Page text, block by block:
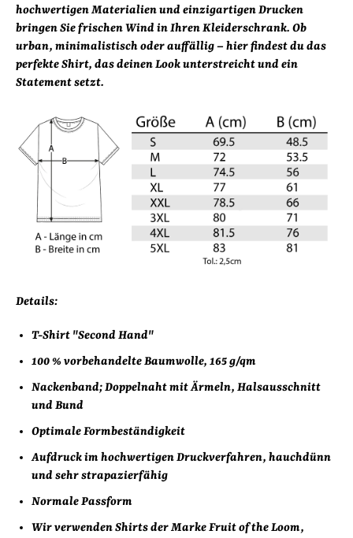
hochwertigen Materialien und einzigartigen Drucken
bringen Sie frischen Wind in Ihren Kleiderschrank. Ob
urban, minimalistisch oder auffällig – hier findest du das
perfekte Shirt, das deinen Look unterstreicht und ein
Statement setzt.
Details:
T-Shirt "Second Hand"
100 % vorbehandelte Baumwolle, 165 g/qm
Nackenband; Doppelnaht mit Ärmeln, Halsausschnitt
und Bund
Optimale Formbeständigkeit
Aufdruck im hochwertigen Druckverfahren, hauchdünn
und sehr strapazierfähig
Normale Passform
Wir verwenden Shirts der Marke Fruit of the Loom,